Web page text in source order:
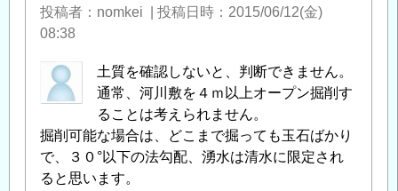
投稿者 nomkei 投稿日時
2015/06/12(金)
08:38
土質を確認しないと、判断できません。
通常、河川敷を４ｍ以上オープン掘削す
ることは考えられません。
掘削可能な場合は、どこまで掘っても玉石ばかり
で、３０°以下の法勾配、湧水は清水に限定され
ると思います。